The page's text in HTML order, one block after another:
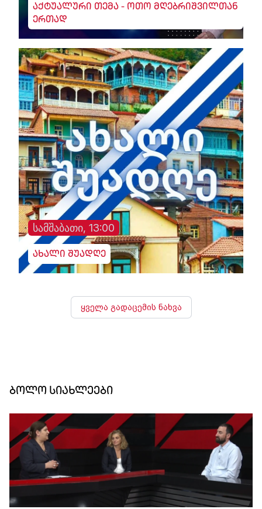
აქტუალური თემა - ოთო მღებრიშვილთან
ერთად
სამშაბათი, 13:00
ახალი შუადღე
ყველა გადაცემის ნახვა
ბოლო სიახლეები